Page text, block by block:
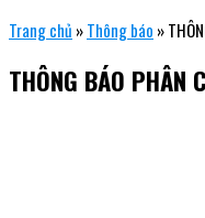
Trang chủ »Thông báo »
THÔNG BÁO